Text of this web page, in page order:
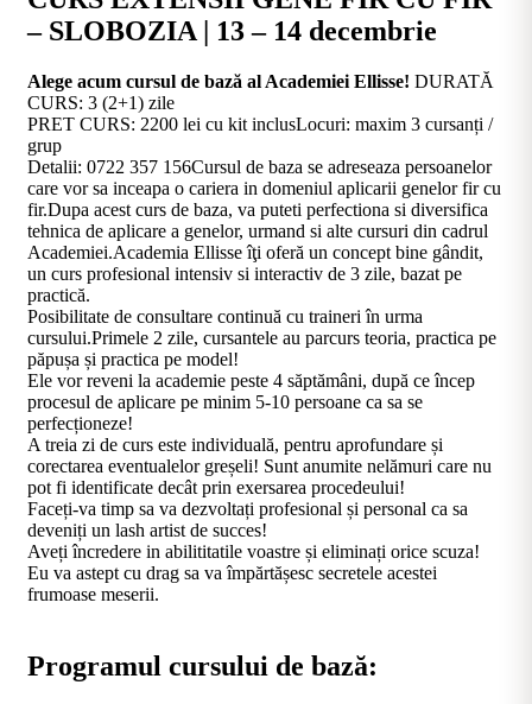
– SLOBOZIA | 13 – 14 decembrie
Alege acum cursul de bază al Academiei Ellisse! DURATĂ
CURS: 3 (2+1) zile
PRET CURS: 2200 lei cu kit inclusLocuri: maxim 3 cursanți /
grup
Detalii: 0722 357 156Cursul de baza se adreseaza persoanelor
care vor sa inceapa o cariera in domeniul aplicarii genelor fir cu
fir.Dupa acest curs de baza, va puteti perfectiona si diversifica
tehnica de aplicare a genelor, urmand si alte cursuri din cadrul
Academiei.Academia Ellisse îţi oferă un concept bine gândit,
un curs profesional intensiv si interactiv de 3 zile, bazat pe
practică.
Posibilitate de consultare continuă cu traineri în urma
cursului.Primele 2 zile, cursantele au parcurs teoria, practica pe
păpușa și practica pe model!
Ele vor reveni la academie peste 4 săptămâni, după ce încep
procesul de aplicare pe minim 5-10 persoane ca sa se
perfecționeze!
A treia zi de curs este individuală, pentru aprofundare și
corectarea eventualelor greșeli! Sunt anumite nelămuri care nu
pot fi identificate decât prin exersarea procedeului!
Faceți-va timp sa va dezvoltați profesional și personal ca sa
deveniți un lash artist de succes!
Aveți încredere in abilititatile voastre și eliminați orice scuza!
Eu va astept cu drag sa va împărtășesc secretele acestei
frumoase meserii.
Programul cursului de bază: